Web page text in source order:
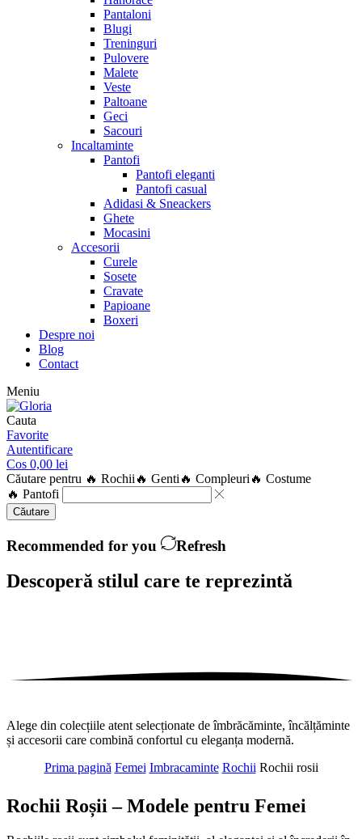
Pantaloni
Blugi
Treninguri
Pulovere
Malete
Veste
Paltoane
Geci
Sacouri
Incaltaminte
Pantofi
Pantofi eleganti
Pantofi casual
Adidasi & Sneackers
Ghete
Mocasini
Accesorii
Curele
Sosete
Cravate
Papioane
Boxeri
Despre noi
Blog
Contact
Meniu
Cauta
Favorite
Autentificare
Cos 0,00 lei
Căutare pentru 🔥 Rochii 🔥 Genti 🔥 Compleuri 🔥 Costume
🔥 Pantofi
Căutare
Recommended for you Refresh
Descoperă stilul care te reprezintă
Alege din colecțiile atent selecționate de îmbrăcăminte, încălțăminte
și accesorii care combină confortul cu eleganța modernă.
Prima pagină Femei Imbracaminte Rochii Rochii rosii
Rochii Roșii – Modele pentru Femei